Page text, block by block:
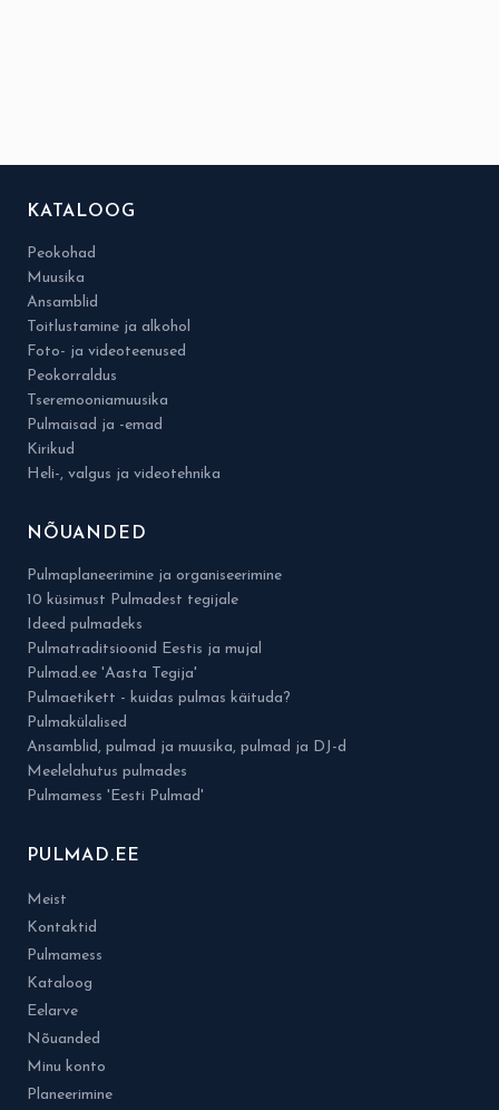
KATALOOG
Peokohad
Muusika
Ansamblid
Toitlustamine ja alkohol
Foto- ja videoteenused
Peokorraldus
Tseremooniamuusika
Pulmaisad ja -emad
Kirikud
Heli-, valgus ja videotehnika
NÕUANDED
Pulmaplaneerimine ja organiseerimine
10 küsimust Pulmadest tegijale
Ideed pulmadeks
Pulmatraditsioonid Eestis ja mujal
Pulmad.ee 'Aasta Tegija'
Pulmaetikett - kuidas pulmas käituda?
Pulmakülalised
Ansamblid, pulmad ja muusika, pulmad ja DJ-d
Meelelahutus pulmades
Pulmamess 'Eesti Pulmad'
PULMAD.EE
Meist
Kontaktid
Pulmamess
Kataloog
Eelarve
Nõuanded
Minu konto
Planeerimine